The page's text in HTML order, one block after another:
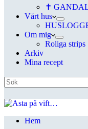
✝
Vårt hus
Om mig
Roliga strips
Arkiv
Mina recept
Hem